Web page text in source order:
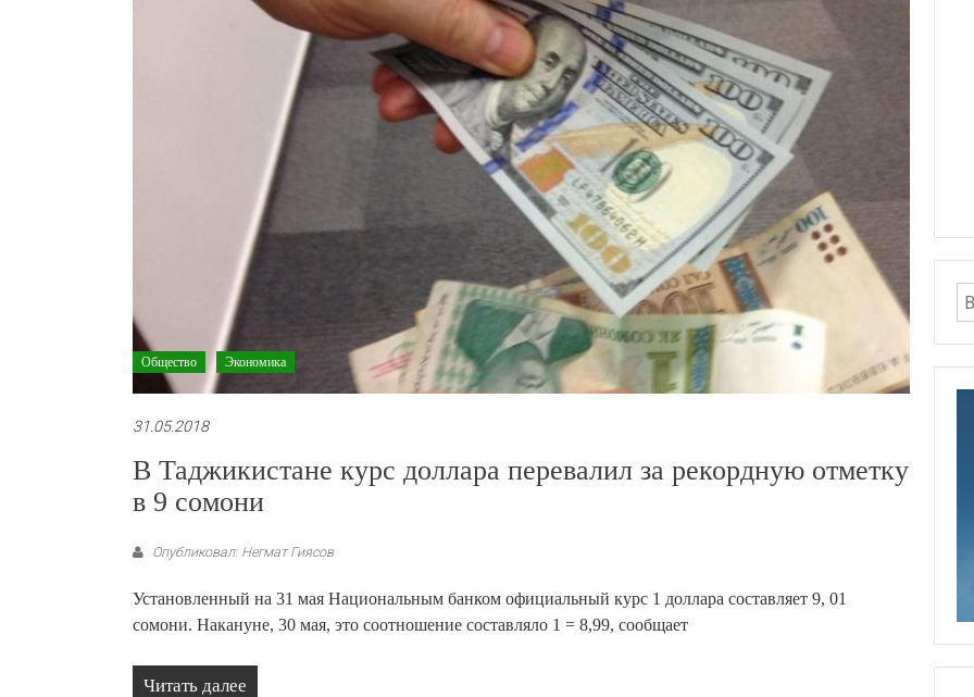
Общество Экономика
31.05.2018
В Таджикистане курс доллара перевалил за рекордную отметку
в 9 сомони
Опубликовал: Негмат Гиясов
Установленный на 31 мая Национальным банком официальный курс 1 доллара составляет 9, 01
сомони. Накануне, 30 мая, это соотношение составляло 1 = 8,99, сообщает
Читать далее